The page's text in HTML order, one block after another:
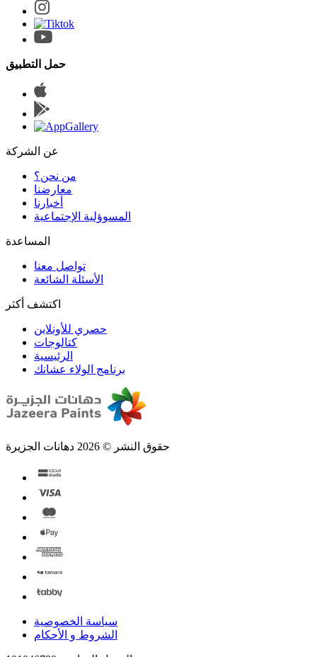
حمل التطبيق
عن الشركة
من نحن؟
المسوؤلية الإجتماعية
تواصل معنا
الأسئلة الشائعة
اكتشف أكثر
حصري للأونلاين
الرئيسية
برنامج الولاء عشانك
حقوق النشر © 2026 دهانات الجزيرة
سياسة الخصوصية
الشروط و الأحكام